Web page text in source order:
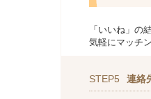
「いいね」の
気軽にマッチ
STEP5 連絡